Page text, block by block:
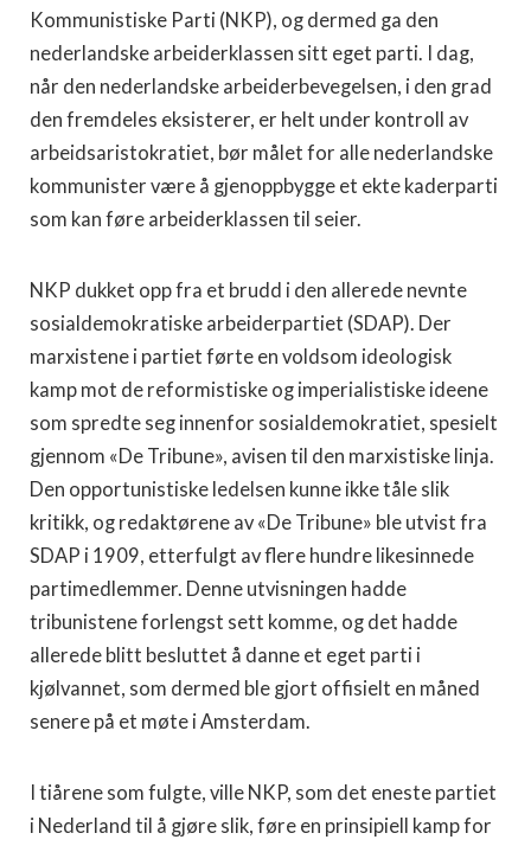
Kommunistiske Parti (NKP), og dermed ga den
nederlandske arbeiderklassen sitt eget parti. I dag,
når den nederlandske arbeiderbevegelsen, i den grad
den fremdeles eksisterer, er helt under kontroll av
arbeidsaristokratiet, bør målet for alle nederlandske
kommunister være å gjenoppbygge et ekte kaderparti
som kan føre arbeiderklassen til seier.
NKP dukket opp fra et brudd i den allerede nevnte
sosialdemokratiske arbeiderpartiet (SDAP). Der
marxistene i partiet førte en voldsom ideologisk
kamp mot de reformistiske og imperialistiske ideene
som spredte seg innenfor sosialdemokratiet, spesielt
gjennom «De Tribune», avisen til den marxistiske linja.
Den opportunistiske ledelsen kunne ikke tåle slik
kritikk, og redaktørene av «De Tribune» ble utvist fra
SDAP i 1909, etterfulgt av flere hundre likesinnede
partimedlemmer. Denne utvisningen hadde
tribunistene forlengst sett komme, og det hadde
allerede blitt besluttet å danne et eget parti i
kjølvannet, som dermed ble gjort offisielt en måned
senere på et møte i Amsterdam.
I tiårene som fulgte, ville NKP, som det eneste partiet
i Nederland til å gjøre slik, føre en prinsipiell kamp for